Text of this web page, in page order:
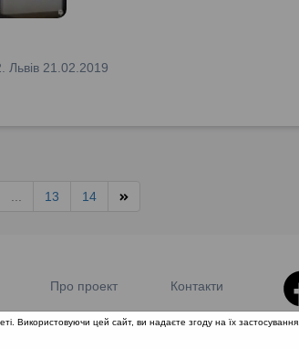
Львів 21.02.2019
13 14
Про проект Контакти
права захищені.
Використовуючи цей сайт, ви надаєте згоду на їх застосування.